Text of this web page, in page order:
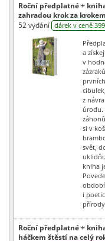
Roční předplatné +
zahradou krok za krokem
52 vydání dárek v ceně
a
v
z
úrodu.
si v
svět,
kniha
i
Roční předplatné +
háčkem štěstí na celý